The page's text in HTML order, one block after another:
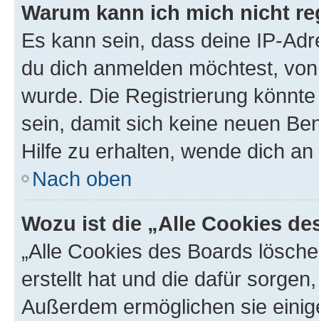
Warum kann ich mich nicht
Es kann sein, dass deine IP-
du dich anmelden möchtest,
wurde. Die Registrierung
sein, damit sich keine neuen
Hilfe zu erhalten, wende dich
Nach oben
Wozu ist die „Alle Cookies
„Alle Cookies des Boards
erstellt hat und die dafür
Außerdem ermöglichen sie